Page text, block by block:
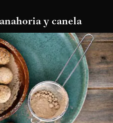
y canela